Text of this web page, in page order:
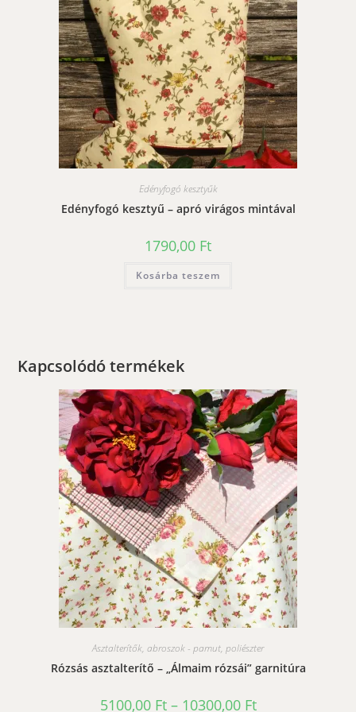
Edényfogó kesztyűk
Edényfogó kesztyű – apró virágos mintával
1790,00 Ft
Kosárba teszem
Kapcsolódó termékek
Asztalterítők, abroszok - pamut, poliészter
Rózsás asztalterítő – „Álmaim rózsái” garnitúra
5100,00 Ft – 10300,00 FtÁrtartomány: